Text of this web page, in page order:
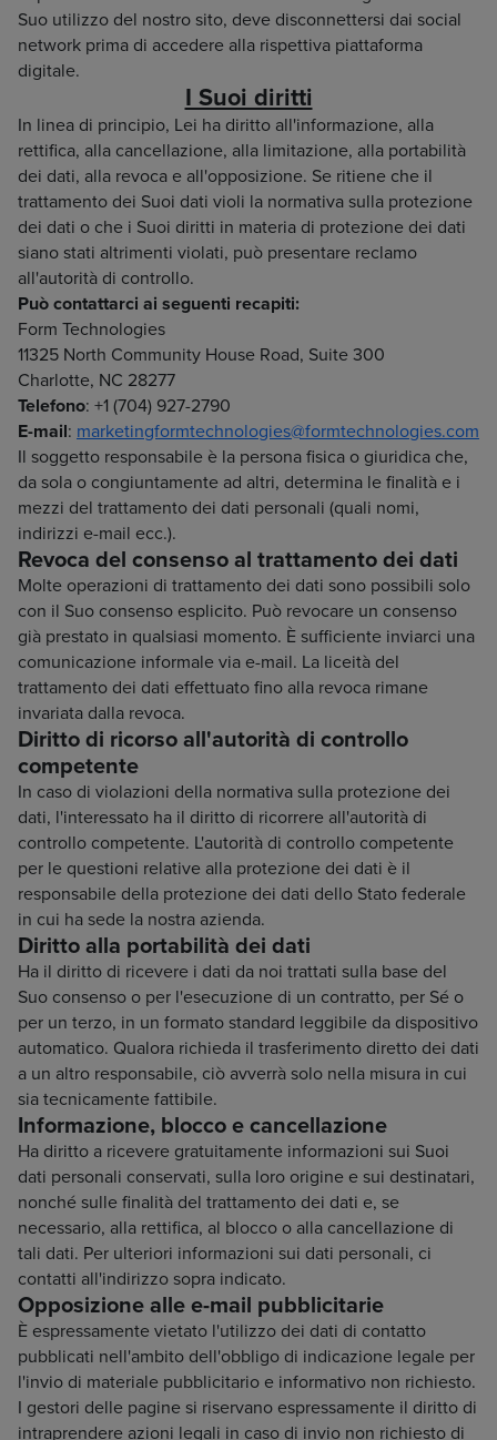
Suo utilizzo del nostro sito, deve disconnettersi dai social
network prima di accedere alla rispettiva piattaforma
digitale.
I Suoi diritti
In linea di principio, Lei ha diritto all'informazione, alla
rettifica, alla cancellazione, alla limitazione, alla portabilità
dei dati, alla revoca e all'opposizione. Se ritiene che il
trattamento dei Suoi dati violi la normativa sulla protezione
dei dati o che i Suoi diritti in materia di protezione dei dati
siano stati altrimenti violati, può presentare reclamo
all'autorità di controllo.
Può contattarci ai seguenti recapiti:
Form Technologies
11325 North Community House Road, Suite 300
Charlotte, NC 28277
Telefono: +1 (704) 927-2790
E-mail: marketingformtechnologies@formtechnologies.com
Il soggetto responsabile è la persona fisica o giuridica che,
da sola o congiuntamente ad altri, determina le finalità e i
mezzi del trattamento dei dati personali (quali nomi,
indirizzi e-mail ecc.).
Revoca del consenso al trattamento dei dati
Molte operazioni di trattamento dei dati sono possibili solo
con il Suo consenso esplicito. Può revocare un consenso
già prestato in qualsiasi momento. È sufficiente inviarci una
comunicazione informale via e-mail. La liceità del
trattamento dei dati effettuato fino alla revoca rimane
invariata dalla revoca.
Diritto di ricorso all'autorità di controllo
competente
In caso di violazioni della normativa sulla protezione dei
dati, l'interessato ha il diritto di ricorrere all'autorità di
controllo competente. L'autorità di controllo competente
per le questioni relative alla protezione dei dati è il
responsabile della protezione dei dati dello Stato federale
in cui ha sede la nostra azienda.
Diritto alla portabilità dei dati
Ha il diritto di ricevere i dati da noi trattati sulla base del
Suo consenso o per l'esecuzione di un contratto, per Sé o
per un terzo, in un formato standard leggibile da dispositivo
automatico. Qualora richieda il trasferimento diretto dei dati
a un altro responsabile, ciò avverrà solo nella misura in cui
sia tecnicamente fattibile.
Informazione, blocco e cancellazione
Ha diritto a ricevere gratuitamente informazioni sui Suoi
dati personali conservati, sulla loro origine e sui destinatari,
nonché sulle finalità del trattamento dei dati e, se
necessario, alla rettifica, al blocco o alla cancellazione di
tali dati. Per ulteriori informazioni sui dati personali, ci
contatti all'indirizzo sopra indicato.
Opposizione alle e-mail pubblicitarie
È espressamente vietato l'utilizzo dei dati di contatto
pubblicati nell'ambito dell'obbligo di indicazione legale per
l'invio di materiale pubblicitario e informativo non richiesto.
I gestori delle pagine si riservano espressamente il diritto di
intraprendere azioni legali in caso di invio non richiesto di